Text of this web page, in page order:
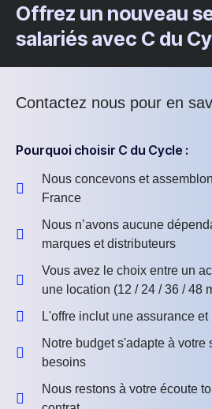
Offrez un nouveau
salariés avec C du
Contactez nous pour en
Pourquoi choisir C du Cycle :
Nous concevons et
France
Nous n’avons aucune
marques et distributeurs
Vous avez le choix entre un
une location (12 / 24 / 36 / 48
L'offre inclut une assurance
Notre budget s'adapte à votre
besoins
Nous restons à votre écoute